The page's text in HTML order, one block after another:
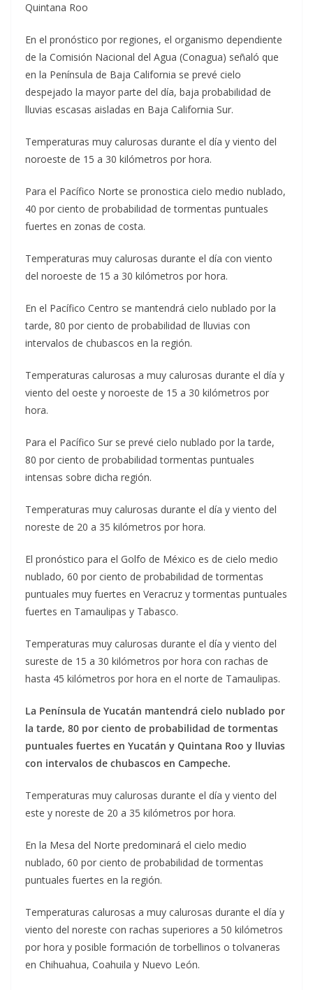
Quintana Roo
En el pronóstico por regiones, el organismo dependiente
de la Comisión Nacional del Agua (Conagua) señaló que
en la Península de Baja California se prevé cielo
despejado la mayor parte del día, baja probabilidad de
lluvias escasas aisladas en Baja California Sur.
Temperaturas muy calurosas durante el día y viento del
noroeste de 15 a 30 kilómetros por hora.
Para el Pacífico Norte se pronostica cielo medio nublado,
40 por ciento de probabilidad de tormentas puntuales
fuertes en zonas de costa.
Temperaturas muy calurosas durante el día con viento
del noroeste de 15 a 30 kilómetros por hora.
En el Pacífico Centro se mantendrá cielo nublado por la
tarde, 80 por ciento de probabilidad de lluvias con
intervalos de chubascos en la región.
Temperaturas calurosas a muy calurosas durante el día y
viento del oeste y noroeste de 15 a 30 kilómetros por
hora.
Para el Pacífico Sur se prevé cielo nublado por la tarde,
80 por ciento de probabilidad tormentas puntuales
intensas sobre dicha región.
Temperaturas muy calurosas durante el día y viento del
noreste de 20 a 35 kilómetros por hora.
El pronóstico para el Golfo de México es de cielo medio
nublado, 60 por ciento de probabilidad de tormentas
puntuales muy fuertes en Veracruz y tormentas puntuales
fuertes en Tamaulipas y Tabasco.
Temperaturas muy calurosas durante el día y viento del
sureste de 15 a 30 kilómetros por hora con rachas de
hasta 45 kilómetros por hora en el norte de Tamaulipas.
La Península de Yucatán mantendrá cielo nublado por
la tarde, 80 por ciento de probabilidad de tormentas
puntuales fuertes en Yucatán y Quintana Roo y lluvias
con intervalos de chubascos en Campeche.
Temperaturas muy calurosas durante el día y viento del
este y noreste de 20 a 35 kilómetros por hora.
En la Mesa del Norte predominará el cielo medio
nublado, 60 por ciento de probabilidad de tormentas
puntuales fuertes en la región.
Temperaturas calurosas a muy calurosas durante el día y
viento del noreste con rachas superiores a 50 kilómetros
por hora y posible formación de torbellinos o tolvaneras
en Chihuahua, Coahuila y Nuevo León.